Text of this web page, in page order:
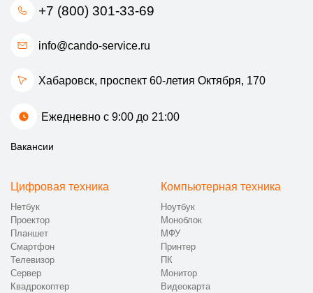
+7 (800) 301-33-69
info@cando-service.ru
Хабаровск, проспект 60-летия Октября, 170
Ежедневно с 9:00 до 21:00
Вакансии
Цифровая техника
Нетбук
Проектор
Планшет
Смартфон
Телевизор
Сервер
Квадрокоптер
Компьютерная техника
Ноутбук
Моноблок
МФУ
Принтер
ПК
Монитор
Видеокарта